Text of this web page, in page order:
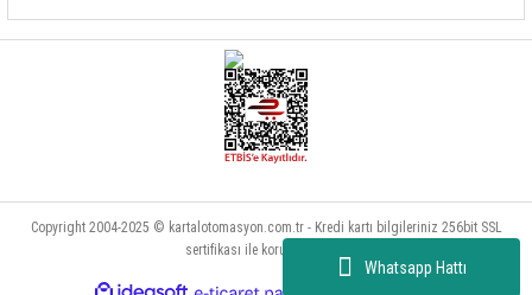
Whatsapp Hattı
Copyright 2004-2025 © kartalotomasyon.com.tr - Kredi kartı bilgileriniz 256bit SSL
sertifikası ile korunmaktadır.
ideasoft